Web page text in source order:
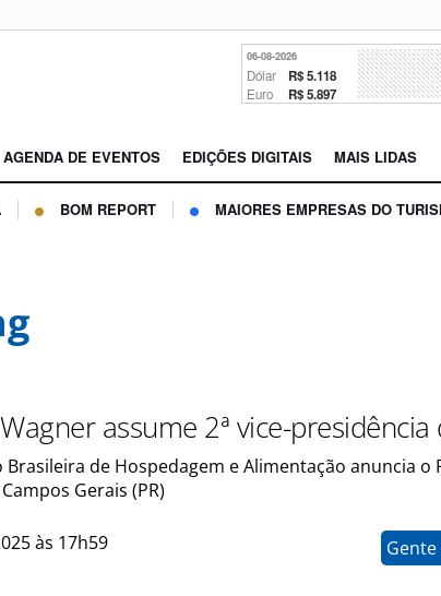
06-08-2026
Dólar R$ 5.118
Euro R$ 5.897
AGENDA DE EVENTOS EDIÇÕES DIGITAIS MAIS LIDAS
BOM REPORT MAIORES EMPRESAS DO
assume 2ª vice-presidência
Brasileira de Hospedagem e Alimentação anuncia o
Gerais (PR)
às 17h59